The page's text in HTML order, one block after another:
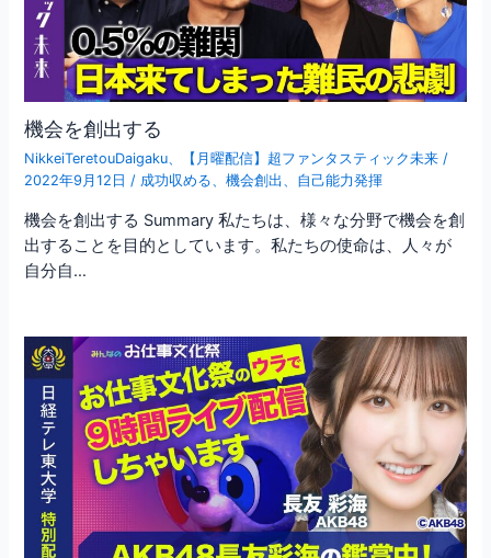
機会を創出する
NikkeiTeretouDaigaku 【月曜配信】超ファンタスティック未来 /
2022年9月12日 / 成功収める 、機会創出 自己能力発揮
機会を創出する Summary 私たちは、様々な分野で機会を創
出することを目的としています。私たちの使命は、人々が
自分自…